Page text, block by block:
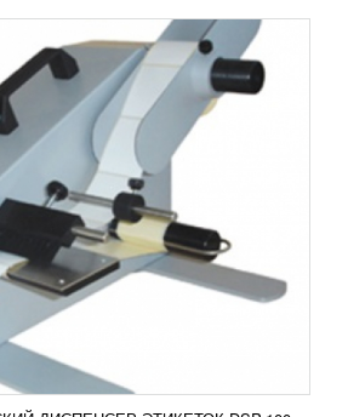
ДИСПЕНСЕР
200 M/F
диспенсер этикеток DSP-200
станок DSP-200
нанесения этикеток в рулонах....
Добавить в сравнение